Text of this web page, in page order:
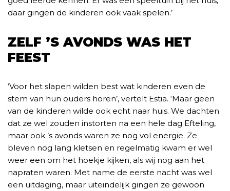
daar gingen de kinderen ook vaak spelen.’
ZELF ’S AVONDS WAS HET
FEEST
‘Voor het slapen wilden best wat kinderen even de
stem van hun ouders horen’, vertelt Estia. ‘Maar geen
van de kinderen wilde ook echt naar huis. We dachten
dat ze wel zouden instorten na een hele dag Efteling,
maar ook ’s avonds waren ze nog vol energie. Ze
bleven nog lang kletsen en regelmatig kwam er wel
weer een om het hoekje kijken, als wij nog aan het
napraten waren. Met name de eerste nacht was wel
een uitdaging, maar uiteindelijk gingen ze gewoon